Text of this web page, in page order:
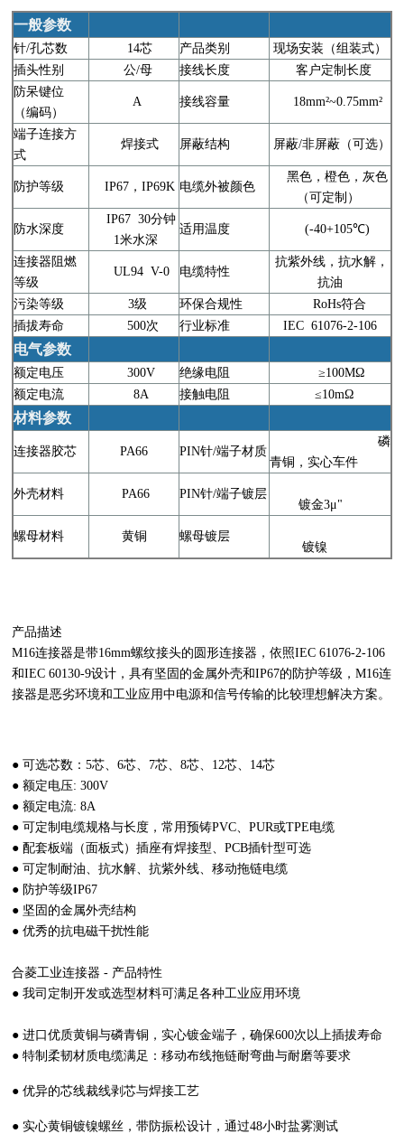
一般参数
针/孔芯数 14芯 产品类别
现场安装（组装式）
插头性别
公/母 接线长度
客户定制长度
防呆键位
（编码）
A 接线容量 18mm²~0.75mm²
端子连接方
式
焊接式 屏蔽结构 屏蔽/非屏蔽（可选）
防护等级 IP67，IP69K 电缆外被颜色
黑色，橙色，灰色
（可定制）
防水深度
IP67 30分钟
1米水深
适用温度 (-40+105℃)
连接器阻燃
等级
UL94 V-0 电缆特性
抗紫外线，抗水解，
抗油
污染等级
3级 环保合规性
RoHs符合
插拔寿命
500次 行业标准 IEC 61076-2-106
电气参数
额定电压 300V 绝缘电阻
≥100MΩ
额定电流
8A 接触电阻 ≤10mΩ
材料参数
连接器胶芯 PA66 PIN针/端子材质
磷
青铜，实心车件
外壳材料 PA66
PIN针/端子镀层
镀金3μ"
螺母材料 黄铜
螺母镀层
镀镍
产品描述
M16连接器是带16mm螺纹接头的圆形连接器，依照IEC 61076-2-106
和IEC 60130-9设计，具有坚固的金属外壳和IP67的防护等级，M16连
接器是恶劣环境和工业应用中电源和信号传输的比较理想解决方案。
● 可选芯数：5芯、6芯、7芯、8芯、12芯、14芯
● 额定电压: 300V
● 额定电流: 8A
● 可定制电缆规格与长度，常用预铸PVC、PUR或TPE电缆
● 配套板端（面板式）插座有焊接型、PCB插针型可选
● 可定制耐油、抗水解、抗紫外线、移动拖链电缆
● 防护等级IP67
● 坚固的金属外壳结构
● 优秀的抗电磁干扰性能
合菱工业连接器 - 产品特性
● 我司定制开发或选型材料可满足各种工业应用环境
● 进口优质黄铜与磷青铜，实心镀金端子，确保600次以上插拔寿命
● 特制柔韧材质电缆满足：移动布线拖链耐弯曲与耐磨等要求
● 优异的芯线裁线剥芯与焊接工艺
● 实心黄铜镀镍螺丝，带防振松设计，通过48小时盐雾测试